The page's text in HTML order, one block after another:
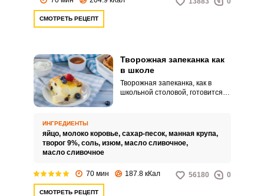
СМОТРЕТЬ РЕЦЕПТ
Творожная запеканка как
в школе
Творожная запеканка, как в
школьной столовой, готовится
качественный творог, который и
обеспечит тот самый нежный
вкус.
ИНГРЕДИЕНТЫ
яйцо, молоко коровье, сахар-песок, манная крупа,
творог 9%, соль, изюм, масло сливочное,
масло сливочное
70 мин 187.8 кКал 56180 0
СМОТРЕТЬ РЕЦЕПТ
Запомнить меня
ВХОД
ЕЩЕ НЕ ЗАРЕГИСТРИРОВАННЫ?
Забыли пароль?